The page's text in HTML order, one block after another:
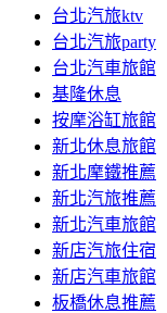
台北汽旅ktv
台北汽旅party
台北汽車旅館
基隆休息
按摩浴缸旅館
新北休息旅館
新北摩鐵推薦
新北汽旅推薦
新北汽車旅館
新店汽旅住宿
新店汽車旅館
板橋休息推薦